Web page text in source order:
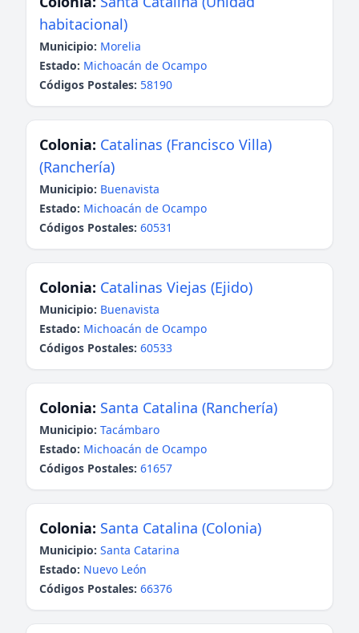
habitacional)
Municipio: Morelia
Estado: Michoacán de Ocampo
Códigos Postales: 58190
Colonia: Catalinas (Francisco Villa)
(Ranchería)
Municipio: Buenavista
Estado: Michoacán de Ocampo
Códigos Postales: 60531
Colonia: Catalinas Viejas (Ejido)
Municipio: Buenavista
Estado: Michoacán de Ocampo
Códigos Postales: 60533
Colonia: Santa Catalina (Ranchería)
Municipio: Tacámbaro
Estado: Michoacán de Ocampo
Códigos Postales: 61657
Colonia: Santa Catalina (Colonia)
Municipio: Santa Catarina
Estado: Nuevo León
Códigos Postales: 66376